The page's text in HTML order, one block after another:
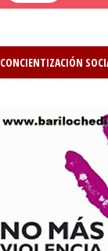
CONCIENTIZACIÓN